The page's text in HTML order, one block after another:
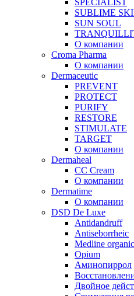
SUBLIME
SUN SOUL
О компании
Croma Pharma
О компании
Dermaceutic
PREVENT
PROTECT
PURIFY
RESTORE
STIMULATE
TARGET
О компании
Dermaheal
CC Cream
О компании
Dermatime
О компании
DSD De Luxe
Antidandruff
Antiseborrheic
Medline organic
Opium
Аминопиррол
Двойное